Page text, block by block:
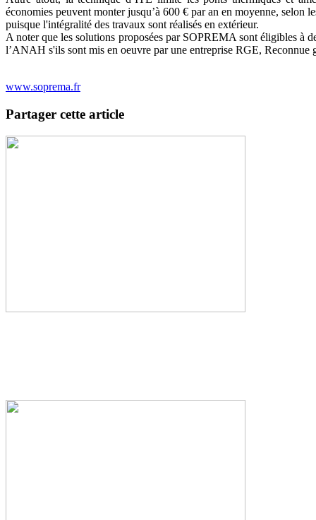
économies peuvent monter jusqu’à 600 € par an en moyenne, selon
puisque l'intégralité des travaux sont réalisés en extérieur.
A noter que les solutions proposées par SOPREMA sont éligibles à
l’ANAH s'ils sont mis en oeuvre par une entreprise RGE,
www.soprema.fr
Partager cette article